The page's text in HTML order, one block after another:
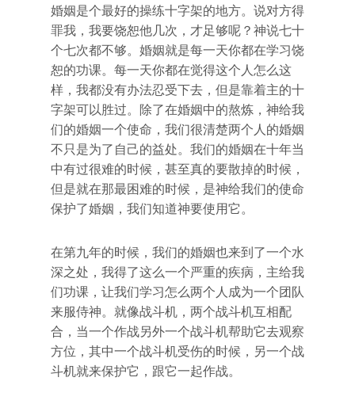
婚姻是个最好的操练十字架的地方。说对方得
罪我，我要饶恕他几次，才足够呢？神说七十
个七次都不够。婚姻就是每一天你都在学习饶
恕的功课。每一天你都在觉得这个人怎么这
样，我都没有办法忍受下去，但是靠着主的十
字架可以胜过。除了在婚姻中的熬炼，神给我
们的婚姻一个使命，我们很清楚两个人的婚姻
不只是为了自己的益处。我们的婚姻在十年当
中有过很难的时候，甚至真的要散掉的时候，
但是就在那最困难的时候，是神给我们的使命
保护了婚姻，我们知道神要使用它。
在第九年的时候，我们的婚姻也来到了一个水
深之处，我得了这么一个严重的疾病，主给我
们功课，让我们学习怎么两个人成为一个团队
来服侍神。就像战斗机，两个战斗机互相配
合，当一个作战另外一个战斗机帮助它去观察
方位，其中一个战斗机受伤的时候，另一个战
斗机就来保护它，跟它一起作战。